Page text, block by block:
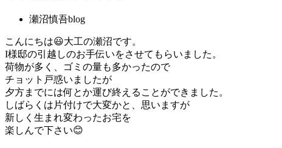
瀬沼慎吾blog
こんにちは😃大工の瀬沼です。
I様邸の引越しのお手伝いをさせてもらいました。
荷物が多く、ゴミの量も多かったので
チョット戸惑いましたが
夕方までには何とか運び終えることができました。
しばらくは片付けで大変かと、思いますが
新しく生まれ変わったお宅を
楽しんで下さい😊